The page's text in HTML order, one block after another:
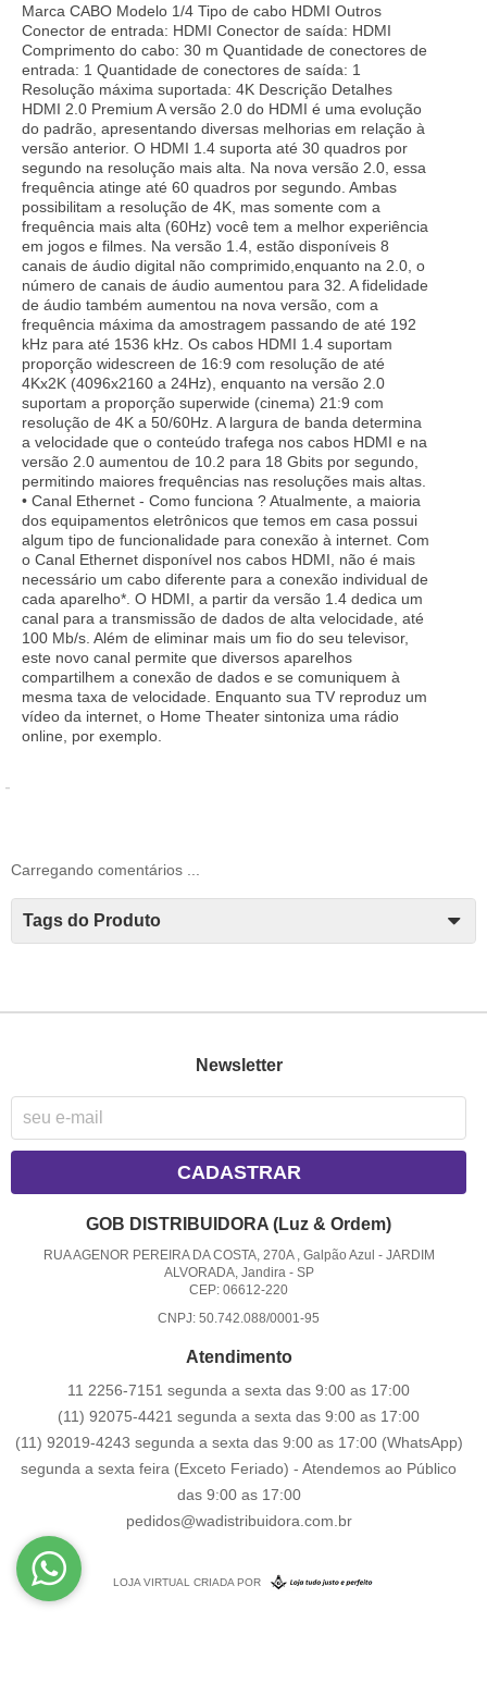
Marca CABO Modelo 1/4 Tipo de cabo HDMI Outros
Conector de entrada: HDMI Conector de saída: HDMI
Comprimento do cabo: 30 m Quantidade de conectores de
entrada: 1 Quantidade de conectores de saída: 1
Resolução máxima suportada: 4K Descrição Detalhes
HDMI 2.0 Premium A versão 2.0 do HDMI é uma evolução
do padrão, apresentando diversas melhorias em relação à
versão anterior. O HDMI 1.4 suporta até 30 quadros por
segundo na resolução mais alta. Na nova versão 2.0, essa
frequência atinge até 60 quadros por segundo. Ambas
possibilitam a resolução de 4K, mas somente com a
frequência mais alta (60Hz) você tem a melhor experiência
em jogos e filmes. Na versão 1.4, estão disponíveis 8
canais de áudio digital não comprimido,enquanto na 2.0, o
número de canais de áudio aumentou para 32. A fidelidade
de áudio também aumentou na nova versão, com a
frequência máxima da amostragem passando de até 192
kHz para até 1536 kHz. Os cabos HDMI 1.4 suportam
proporção widescreen de 16:9 com resolução de até
4Kx2K (4096x2160 a 24Hz), enquanto na versão 2.0
suportam a proporção superwide (cinema) 21:9 com
resolução de 4K a 50/60Hz. A largura de banda determina
a velocidade que o conteúdo trafega nos cabos HDMI e na
versão 2.0 aumentou de 10.2 para 18 Gbits por segundo,
permitindo maiores frequências nas resoluções mais altas.
• Canal Ethernet - Como funciona ? Atualmente, a maioria
dos equipamentos eletrônicos que temos em casa possui
algum tipo de funcionalidade para conexão à internet. Com
o Canal Ethernet disponível nos cabos HDMI, não é mais
necessário um cabo diferente para a conexão individual de
cada aparelho*. O HDMI, a partir da versão 1.4 dedica um
canal para a transmissão de dados de alta velocidade, até
100 Mb/s. Além de eliminar mais um fio do seu televisor,
este novo canal permite que diversos aparelhos
compartilhem a conexão de dados e se comuniquem à
mesma taxa de velocidade. Enquanto sua TV reproduz um
vídeo da internet, o Home Theater sintoniza uma rádio
online, por exemplo.
Carregando comentários ...
Tags do Produto
Newsletter
CADASTRAR
GOB DISTRIBUIDORA (Luz & Ordem)
RUA AGENOR PEREIRA DA COSTA, 270A , Galpão Azul - JARDIM
ALVORADA, Jandira- SP
CEP: 06612-220
CNPJ: 50.742.088/0001-95
Atendimento
11 2256-7151 segunda a sexta das 9:00 as 17:00
(11) 92075-4421 segunda a sexta das 9:00 as 17:00
(11) 92019-4243 segunda a sexta das 9:00 as 17:00 (WhatsApp)
segunda a sexta feira (Exceto Feriado) - Atendemos ao Público
das 9:00 as 17:00
pedidos@wadistribuidora.com.br
LOJA VIRTUAL CRIADA POR